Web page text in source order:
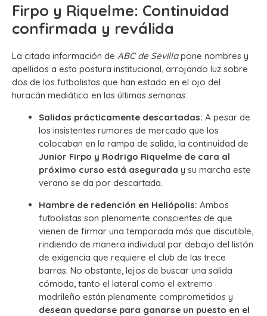
Firpo y Riquelme: Continuidad
confirmada y reválida
La citada información de ABC de Sevillapone nombres y
apellidos a esta postura institucional, arrojando luz sobre
dos de los futbolistas que han estado en el ojo del
huracán mediático en las últimas semanas:
Salidas prácticamente descartadas: A pesar de
los insistentes rumores de mercado que los
colocaban en la rampa de salida, la continuidad de
Junior Firpo y Rodrigo Riquelme de cara al
próximo curso está asegurada y su marcha este
verano se da por descartada.
Hambre de redención en Heliópolis: Ambos
futbolistas son plenamente conscientes de que
vienen de firmar una temporada más que discutible,
rindiendo de manera individual por debajo del listón
de exigencia que requiere el club de las trece
barras. No obstante, lejos de buscar una salida
cómoda, tanto el lateral como el extremo
madrileño están plenamente comprometidos y
desean quedarse para ganarse un puesto en el